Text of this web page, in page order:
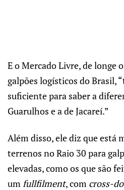
E o Mercado Livre, de longe
galpões logísticos do Brasil,
suficiente para saber a
Guarulhos e a de Jacareí.”
Além disso, ele diz que está
terrenos no Raio 30 para
elevadas, como os que são
um fullfilment, com cross-